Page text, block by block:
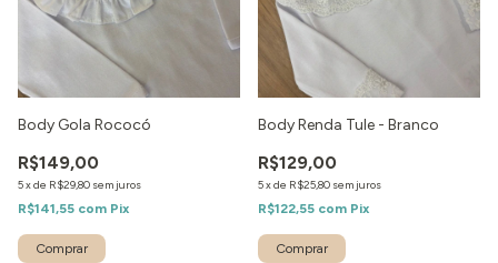
Body Gola Rococó
R$149,00
5xde R$29,80 sem juros
R$141,55 com Pix
Body Renda Tule - Branco
R$129,00
5xde R$25,80 sem juros
R$122,55 com Pix